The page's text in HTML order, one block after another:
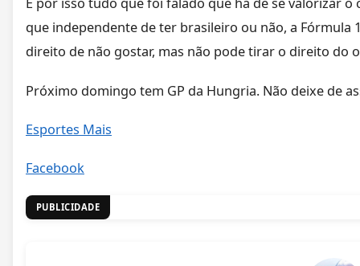
que independente de ter brasileiro ou não, a
direito de não gostar, mas não pode tirar o direito do
Próximo domingo tem GP da Hungria. Não deixe de
Esportes Mais
Facebook
PUBLICIDADE